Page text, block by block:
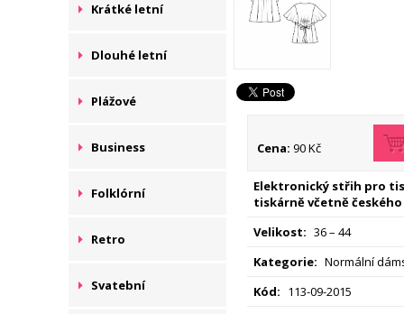
Krátké letní
Dlouhé letní
Plážové
Business
Folklórní
Retro
Svatební
Cena: 90 Kč
Elektronický střih pro
tiskárně včetně českého
Velikost: 36 – 44
Kategorie: Normální
Kód: 113-09-2015